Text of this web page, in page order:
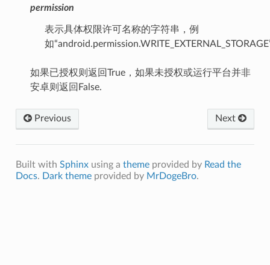
permission
表示具体权限许可名称的字符串，例
如
如果已授权则返回True，如果未授权或运行平台并非
安卓则返回False.
Previous Next
Built with Sphinxusing a themeprovided by Read the
Docs. Dark themeprovided by MrDogeBro.